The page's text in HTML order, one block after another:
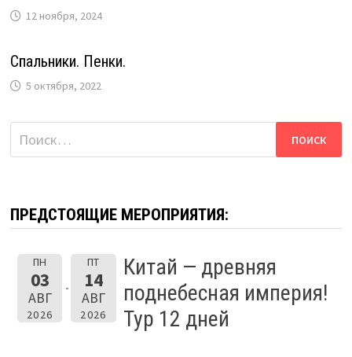
12 ноября, 2024
Спальники. Пенки.
5 октября, 2022
Найти:
ПРЕДСТОЯЩИЕ МЕРОПРИЯТИЯ:
ПН
03
АВГ
2026
ПТ
14
АВГ
2026
Китай — древняя
поднебесная империя!
Тур 12 дней